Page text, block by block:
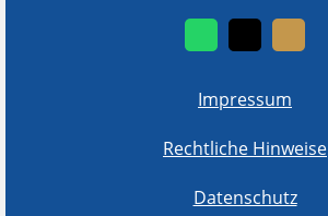
Impressum
Rechtliche Hinweise
Datenschutz